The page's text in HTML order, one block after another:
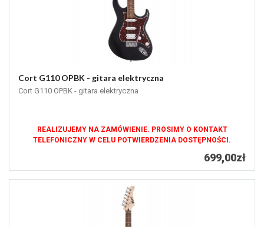
Cort G110 OPBK - gitara elektryczna
Cort G110 OPBK - gitara elektryczna
REALIZUJEMY NA ZAMÓWIENIE. PROSIMY O KONTAKT
TELEFONICZNY W CELU POTWIERDZENIA DOSTĘPNOŚCI.
699,00zł